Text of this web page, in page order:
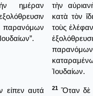
ημέραν
τὴν
κατὰ τὸν
τοὺς
Ἰουδαίων.
είπεν αυτά
21 Ὅταν δὲ